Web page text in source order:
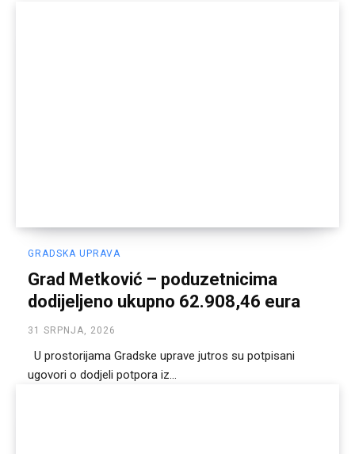
GRADSKA UPRAVA
Grad Metković – poduzetnicima
dodijeljeno ukupno 62.908,46 eura
31 SRPNJA, 2026
U prostorijama Gradske uprave jutros su potpisani
ugovori o dodjeli potpora iz...